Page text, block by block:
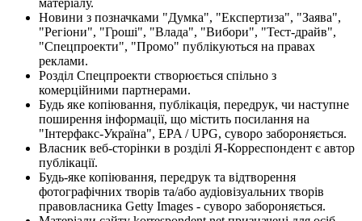
Новини з позначками "Думка", "Експертиза", "Заява",
"Регіони", "Гроші", "Влада", "Вибори", "Тест-драйв",
"Спецпроекти", "Промо" публікуються на правах
реклами.
Розділ Спецпроекти створюється спільно з
комерційними партнерами.
Будь яке копіювання, публікація, передрук, чи наступне
поширення інформації, що містить посилання на
"Інтерфакс-Україна", EPA / UPG, суворо забороняється.
Власник веб-сторінки в розділі Я-Корреспондент є автор
публікації.
Будь-яке копіювання, передрук та відтворення
фотографічних творів та/або аудіовізуальних творів
правовласника Getty Images - суворо забороняється.